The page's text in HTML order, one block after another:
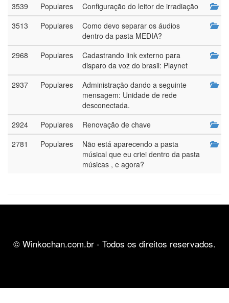
3539
Populares
Configuração do leitor de irradiação
3513
Populares
Como devo separar os áudios
dentro da pasta MEDIA?
2968
Populares
Cadastrando link externo para
disparo da voz do brasil: Playnet
2937
Populares
Administração dando a seguinte
mensagem: Unidade de rede
desconectada.
2924
Populares
Renovação de chave
2781
Populares
Não está aparecendo a pasta
músical que eu criei dentro da pasta
músicas , e agora?
© Winkochan.com.br - Todos os direitos reservados.